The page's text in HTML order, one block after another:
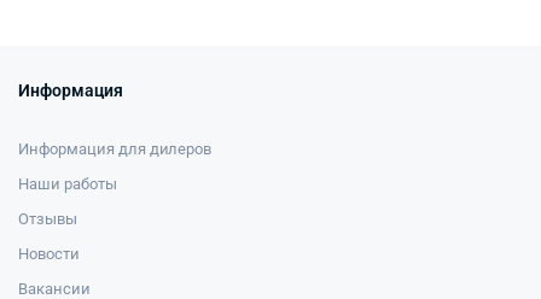
Информация
Информация для дилеров
Наши работы
Отзывы
Новости
Вакансии